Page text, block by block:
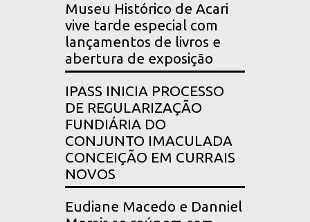
Museu Histórico de Acari
vive tarde especial com
lançamentos de livros e
abertura de exposição
IPASS INICIA PROCESSO
DE REGULARIZAÇÃO
FUNDIÁRIA DO
CONJUNTO IMACULADA
CONCEIÇÃO EM CURRAIS
NOVOS
Eudiane Macedo e Danniel